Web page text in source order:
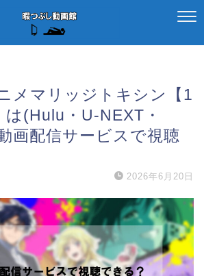
メマリッジトキシン【1
は(Hulu・U-NEXT・
画配信サービスで視聴
2026年6月20日